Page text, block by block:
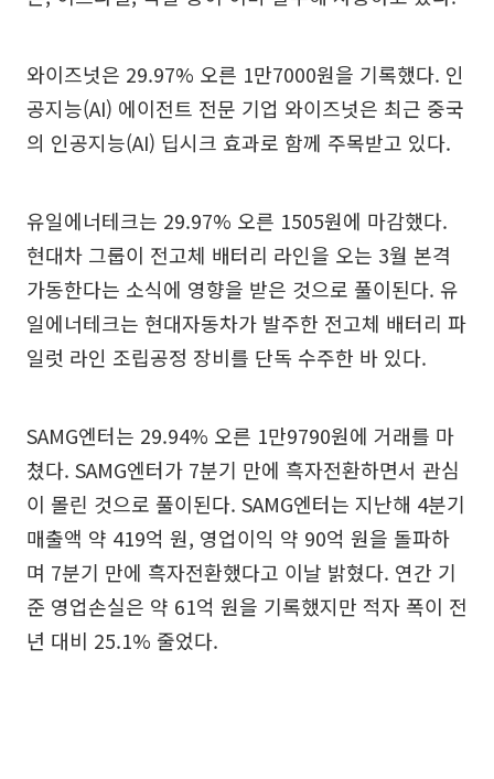
와이즈넛은 29.97% 오른 1만7000원을 기록했다. 인
공지능(AI) 에이전트 전문 기업 와이즈넛은 최근 중국
의 인공지능(AI) 딥시크 효과로 함께 주목받고 있다.
유일에너테크는 29.97% 오른 1505원에 마감했다.
현대차 그룹이 전고체 배터리 라인을 오는 3월 본격
가동한다는 소식에 영향을 받은 것으로 풀이된다. 유
일에너테크는 현대자동차가 발주한 전고체 배터리 파
일럿 라인 조립공정 장비를 단독 수주한 바 있다.
SAMG엔터는 29.94% 오른 1만9790원에 거래를 마
쳤다. SAMG엔터가 7분기 만에 흑자전환하면서 관심
이 몰린 것으로 풀이된다. SAMG엔터는 지난해 4분기
매출액 약 419억 원, 영업이익 약 90억 원을 돌파하
며 7분기 만에 흑자전환했다고 이날 밝혔다. 연간 기
준 영업손실은 약 61억 원을 기록했지만 적자 폭이 전
년 대비 25.1% 줄었다.